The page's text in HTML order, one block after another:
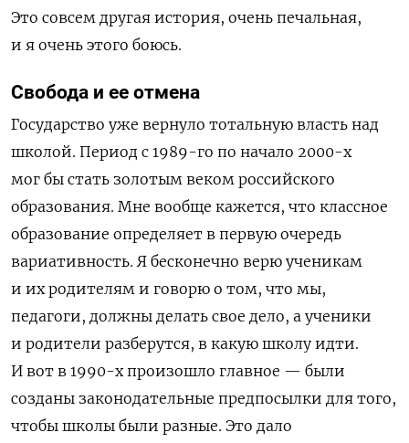
Это совсем другая история, очень печальная,
и я очень этого боюсь.
Свобода и ее отмена
Государство уже вернуло тотальную власть над
школой. Период с 1989-го по начало 2000-х
мог бы стать золотым веком российского
образования. Мне вообще кажется, что классное
образование определяет в первую очередь
вариативность. Я бесконечно верю ученикам
и их родителям и говорю о том, что мы,
педагоги, должны делать свое дело, а ученики
и родители разберутся, в какую школу идти.
И вот в 1990-х произошло главное — были
созданы законодательные предпосылки для того,
чтобы школы были разные. Это дало